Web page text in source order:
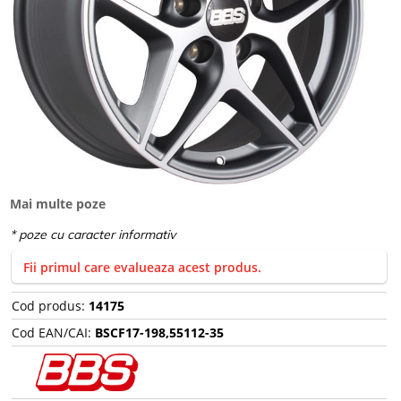
Mai multe poze
Fii primul care evalueaza acest produs.
Cod produs: 14175
Cod EAN/CAI: BSCF17-198,55112-35